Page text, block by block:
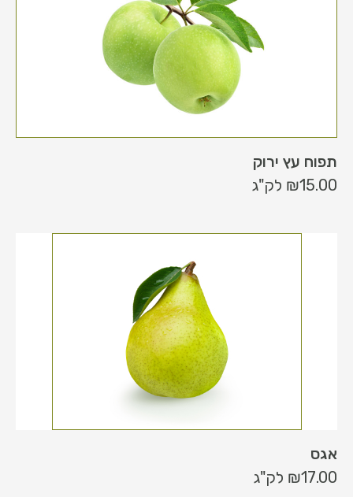
תפוח עץ ירוק
₪15.00 לק"ג
אגס
₪17.00 לק"ג